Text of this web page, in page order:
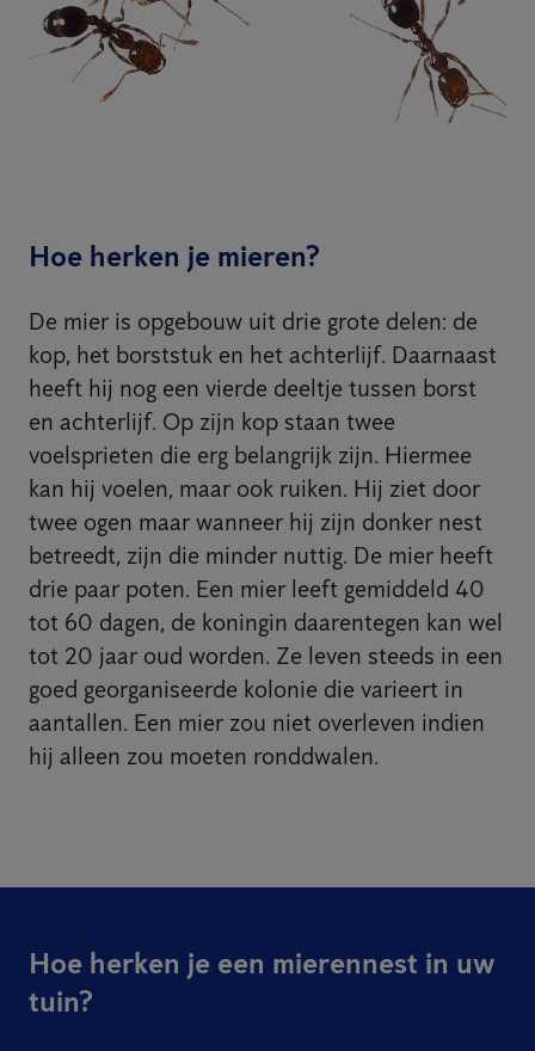
Hoe herken je mieren?
De mier is opgebouw uit drie grote delen: de
kop, het borststuk en het achterlijf. Daarnaast
heeft hij nog een vierde deeltje tussen borst
en achterlijf. Op zijn kop staan twee
voelsprieten die erg belangrijk zijn. Hiermee
kan hij voelen, maar ook ruiken. Hij ziet door
twee ogen maar wanneer hij zijn donker nest
betreedt, zijn die minder nuttig. De mier heeft
drie paar poten. Een mier leeft gemiddeld 40
tot 60 dagen, de koningin daarentegen kan wel
tot 20 jaar oud worden. Ze leven steeds in een
goed georganiseerde kolonie die varieert in
aantallen. Een mier zou niet overleven indien
hij alleen zou moeten ronddwalen.
Hoe herken je een mierennest in uw
tuin?